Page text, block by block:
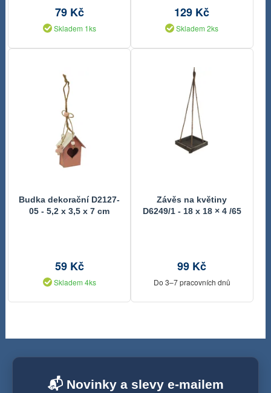
79 Kč
Skladem 1ks
129 Kč
Skladem 2ks
Budka dekorační D2127-
05 - 5,2 x 3,5 x 7 cm
59 Kč
Skladem 4ks
Závěs na květiny
D6249/1 - 18 x 18 × 4 /65
99 Kč
Do 3–7 pracovních dnů
📬 Novinky a slevy e-mailem